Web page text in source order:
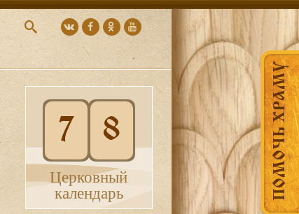
ПОМОЧЬ ХРАМУ
7 8
Церковный
календарь